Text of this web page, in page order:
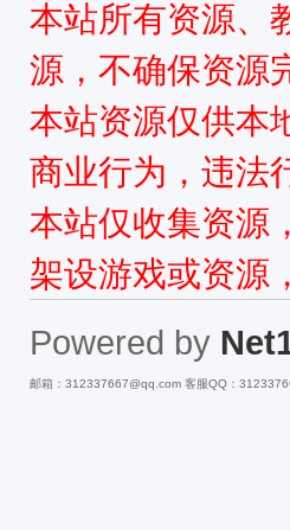
本站所有资源、
源，不确保资源
本站资源仅供本
商业行为，违法
本站仅收集资源
架设游戏或资源
Powered by
邮箱：312337667@qq.com 客服QQ：